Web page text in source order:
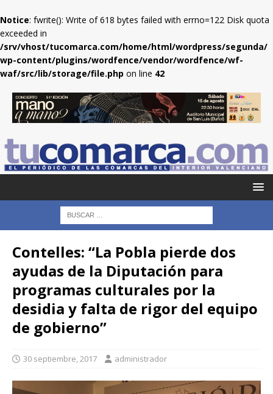
Notice: fwrite(): Write of 618 bytes failed with errno=122 Disk quota
exceeded in
/srv/vhost/tucomarca.com/home/html/wordpress/segunda/
wp-content/plugins/wordfence/vendor/wordfence/wf-
waf/src/lib/storage/file.php on line 42
Contelles: “La Pobla pierde dos
ayudas de la Diputación para
programas culturales por la
desidia y falta de rigor del equipo
de gobierno”
30 septiembre, 2017 administrador